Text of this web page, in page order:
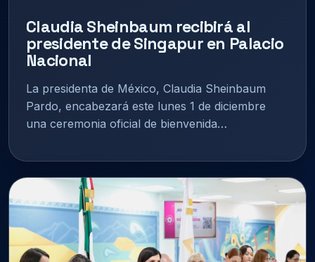
Claudia Sheinbaum recibirá al
presidente de Singapur en Palacio
Nacional
La presidenta de México, Claudia Sheinbaum
Pardo, encabezará este lunes 1 de diciembre
una ceremonia oficial de bienvenida…